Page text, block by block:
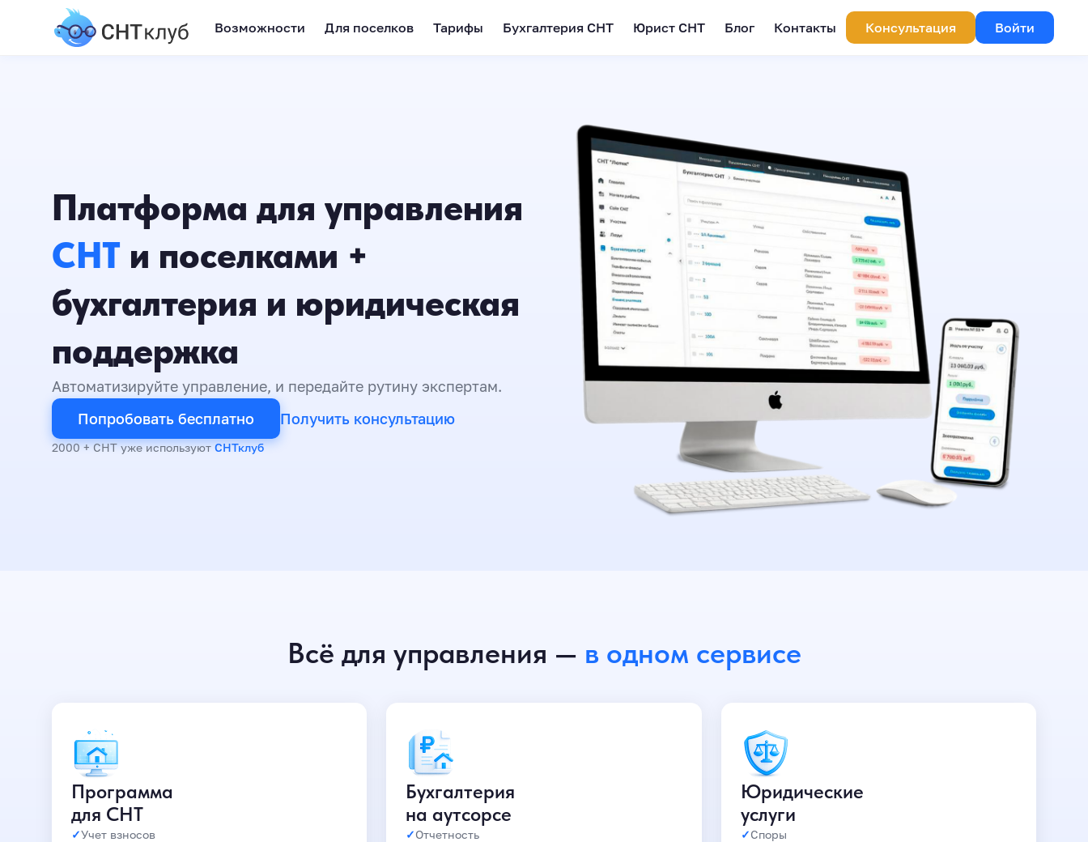
Возможности Для поселков Тарифы Бухгалтерия СНТ Юрист СНТ Блог Контакты Консультация Войти
Платформа для управления
СНТ и поселками +
бухгалтерия и юридическая
поддержка
Автоматизируйте управление, и передайте рутину экспертам.
Попробовать бесплатно
Получить консультацию
2000 + СНТ уже используютСНТклуб
Всё для управления — в одном сервисе
Программа
для СНТ
Учет взносов
Бухгалтерия
на аутсорсе
Отчетность
Юридические
услуги
Споры